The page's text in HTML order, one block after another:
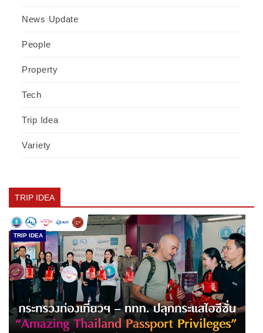
News Update
People
Property
Tech
Trip Idea
Variety
TRIP IDEA
TRIP IDEA